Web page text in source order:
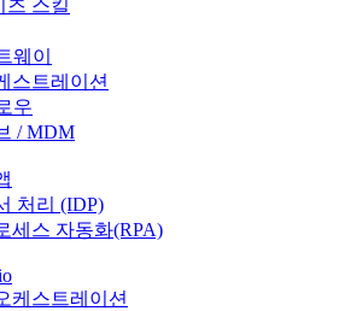
즈 스킬
웨이
스트레이션
우
/ MDM
처리 (IDP)
세스 자동화(RPA)
케스트레이션